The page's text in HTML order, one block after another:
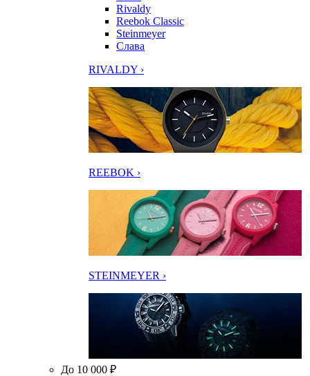
Rivaldy
Reebok Classic
Steinmeyer
Слава
RIVALDY ›
REEBOK ›
STEINMEYER ›
До 10 000 ₽